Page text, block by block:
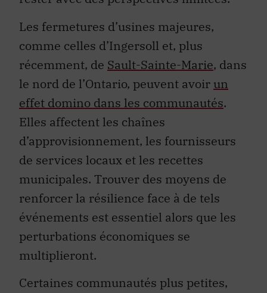
Les fermetures d’usines majeures,
comme celles d’Ingersoll et, plus
récemment, de Sault-Sainte-Marie, dans
le nord de l’Ontario, peuvent avoirun
effet domino dans les communautés.
Elles affectent les chaînes
d’approvisionnement, les fournisseurs
de services locaux et les recettes
municipales. Trouver des moyens de
renforcer la résilience face à de tels
événements est essentiel alors que les
perturbations économiques se
multiplieront.
Certaines communautés plus petites,